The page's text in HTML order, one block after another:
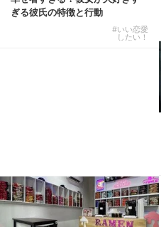
ぎる彼氏の特徴と行動
#いい恋愛
したい！